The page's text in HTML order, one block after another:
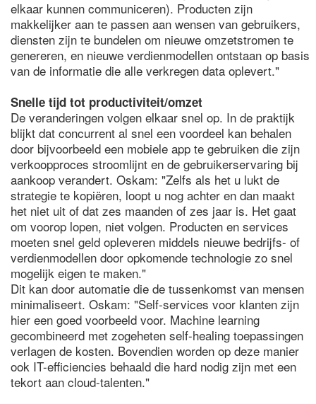
elkaar kunnen communiceren). Producten zijn
makkelijker aan te passen aan wensen van gebruikers,
diensten zijn te bundelen om nieuwe omzetstromen te
genereren, en nieuwe verdienmodellen ontstaan op basis
van de informatie die alle verkregen data oplevert."
Snelle tijd tot productiviteit/omzet
De veranderingen volgen elkaar snel op. In de praktijk
blijkt dat concurrent al snel een voordeel kan behalen
door bijvoorbeeld een mobiele app te gebruiken die zijn
verkoopproces stroomlijnt en de gebruikerservaring bij
aankoop verandert. Oskam: "Zelfs als het u lukt de
strategie te kopiëren, loopt u nog achter en dan maakt
het niet uit of dat zes maanden of zes jaar is. Het gaat
om voorop lopen, niet volgen. Producten en services
moeten snel geld opleveren middels nieuwe bedrijfs- of
verdienmodellen door opkomende technologie zo snel
mogelijk eigen te maken."
Dit kan door automatie die de tussenkomst van mensen
minimaliseert. Oskam: "Self-services voor klanten zijn
hier een goed voorbeeld voor. Machine learning
gecombineerd met zogeheten self-healing toepassingen
verlagen de kosten. Bovendien worden op deze manier
ook IT-efficiencies behaald die hard nodig zijn met een
tekort aan cloud-talenten."